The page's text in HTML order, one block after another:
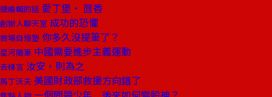
總編輯的話 愛丁堡‧ 茴香
創辦人聊天室 成功的恐懼
商場自慢塾 你多久沒提筆了？
星河隨筆 中國需要進步主義運動
去梯言 汝安，則為之
馬丁沃夫 美國財政部救援方向錯了